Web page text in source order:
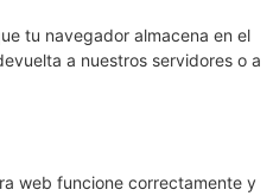
tu navegador almacena en el
a nuestros servidores o a
web funcione correctamente y